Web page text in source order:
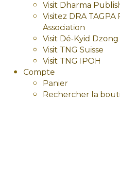
Visit Dharma
Visitez DRA TAGPA
Association
Visit Dé-Kyid Dzong
Visit TNG Suisse
Visit TNG IPOH
Compte
Panier
Rechercher la